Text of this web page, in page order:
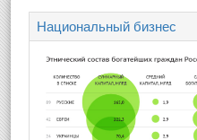
Национальный бизнес